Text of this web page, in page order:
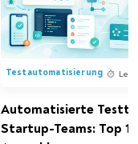
Testautomatisierung
Automatisierte
Startup-Teams: Top 15